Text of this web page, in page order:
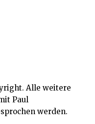
Alle weitere
Paul
werden.